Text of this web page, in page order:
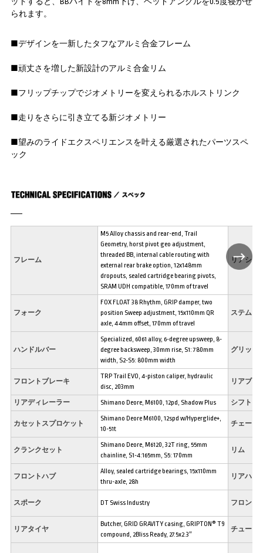
られます。
■デザインを一新したタフなアルミ合金フレーム
■頑丈さを増した新設計のアルミ合金リム
■フリップチップでジオメトリーを変えられるホルストリンク
■走りをさらに引き立てる新ジオメトリー
■望みのライドエクスペリエンスを叶える厳選されたパーツスペ
ック
フレーム
M5 Alloy chassis and rear-end, Trail
Geometry, horst pivot geo adjustment,
threaded BB, internal cable routing with
external rear brake option, 12x148mm
dropouts, sealed cartridge bearing pivots,
SRAM UDH compatible, 170mm of travel
リアショ
フォーク
FOX FLOAT 38 Rhythm, GRIP damper, two
position Sweep adjustment, 15x110mm QR
axle, 44mm offset, 170mm of travel
ステム
ハンドルバー
Specialized, 6061 alloy, 6-degree upsweep, 8-
degree backsweep, 30mm rise, S1: 780mm
width, S2-S5: 800mm width
グリップ
フロントブレーキ
TRP Trail EVO, 4-piston caliper, hydraulic
disc, 203mm
リアブレ
リアディレーラー Shimano Deore, M6100, 12pd, Shadow Plus シフトレ
カセットスプロケット
Shimano Deore M6100, 12spd w/Hyperglide+,
10-51t
チェーン
クランクセット
Shimano Deore, M6120, 32T ring, 55mm
chainline, S1-4:165mm, S5: 170mm
リム
フロントハブ
Alloy, sealed cartridge bearings, 15x110mm
thru-axle, 28h
リアハブ
スポーク DT Swiss Industry フロント
リアタイヤ
Butcher, GRID GRAVITY casing, GRIPTON® T9
compound, 2Bliss Ready, 27.5x2.3″
チューブ